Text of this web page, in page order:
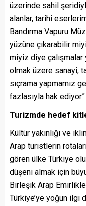
üzerinde sahil
alanlar, tarihi
Bandırma Vapuru
yüzüne çıkarabilir
miyiz diye çalışmalar
olmak üzere sanayi,
sıçrama yapmamız
fazlasıyla hak
Turizmde hedef
Kültür yakınlığı ve
Arap turistlerin
gören ülke Türkiye
düşeni almak için
Birleşik Arap
Türkiye’ye yoğun